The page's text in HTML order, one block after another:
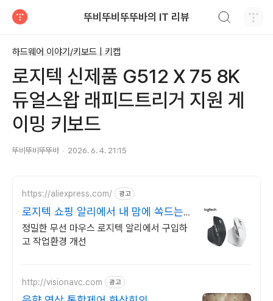
뚜비뚜비뚜뚜바의 IT 리뷰
하드웨어 이야기/키보드 | 키캡
로지텍 신제품 G512 X 75 8K
듀얼스왑 래피드트리거 지원 게
이밍 키보드
뚜비뚜비뚜뚜바 2026. 6. 4. 21:15
https://aliexpress.com/ 광고
로지텍 쇼핑 알리에서 내 맘에 쏙드는
오늘의 특가
정밀한 무선 마우스 로지텍 알리에서 구입하
고 작업환경 개선
http://visionavc.com 광고